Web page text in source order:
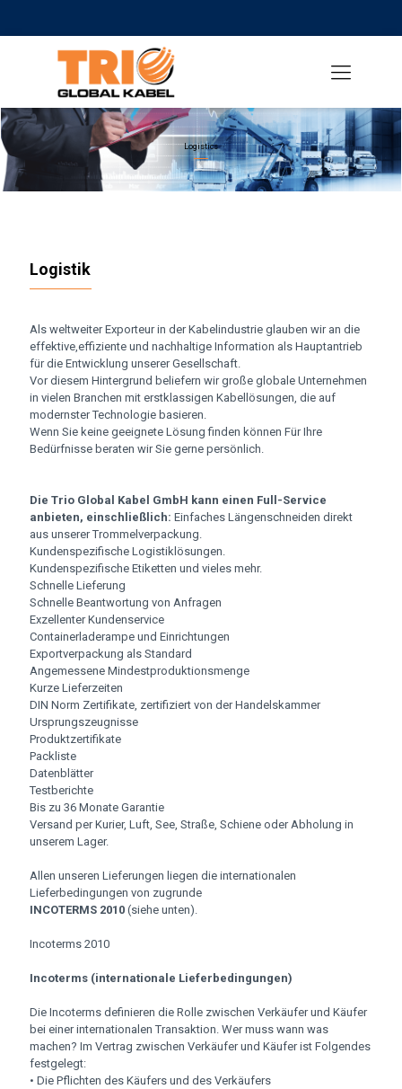
Logistics
Logistik
Als weltweiter Exporteur in der Kabelindustrie glauben wir an die
effektive,effiziente und nachhaltige Information als Hauptantrieb
für die Entwicklung unserer Gesellschaft.
Vor diesem Hintergrund beliefern wir große globale Unternehmen
in vielen Branchen mit erstklassigen Kabellösungen, die auf
modernster Technologie basieren.
Wenn Sie keine geeignete Lösung finden können Für Ihre
Bedürfnisse beraten wir Sie gerne persönlich.
Die Trio Global Kabel GmbH kann einen Full-Service
anbieten, einschließlich: Einfaches Längenschneiden direkt
aus unserer Trommelverpackung.
Kundenspezifische Logistiklösungen.
Kundenspezifische Etiketten und vieles mehr.
Schnelle Lieferung
Schnelle Beantwortung von Anfragen
Exzellenter Kundenservice
Containerladerampe und Einrichtungen
Exportverpackung als Standard
Angemessene Mindestproduktionsmenge
Kurze Lieferzeiten
DIN Norm Zertifikate, zertifiziert von der Handelskammer
Ursprungszeugnisse
Produktzertifikate
Packliste
Datenblätter
Testberichte
Bis zu 36 Monate Garantie
Versand per Kurier, Luft, See, Straße, Schiene oder Abholung in
unserem Lager.
Allen unseren Lieferungen liegen die internationalen
Lieferbedingungen von zugrunde
INCOTERMS 2010 (siehe unten).
Incoterms 2010
Incoterms (internationale Lieferbedingungen)
Die Incoterms definieren die Rolle zwischen Verkäufer und Käufer
bei einer internationalen Transaktion. Wer muss wann was
machen? Im Vertrag zwischen Verkäufer und Käufer ist Folgendes
festgelegt:
• Die Pflichten des Käufers und des Verkäufers